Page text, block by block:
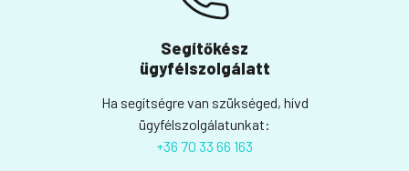
Segítőkész
ügyfélszolgálatt
Ha segítségre van szükséged, hívd
ügyfélszolgálatunkat:
+36 70 33 66 163